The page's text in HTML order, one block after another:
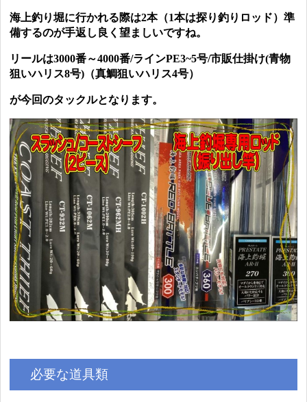
海上釣り堀に行かれる際は2本（1本は探り釣りロッド）準
備するのが手返し良く望ましいですね。
リールは3000番～4000番/ラインPE3~5号/市販仕掛け(青物
狙いハリス8号)（真鯛狙いハリス4号）
が今回のタックルとなります。
必要な道具類